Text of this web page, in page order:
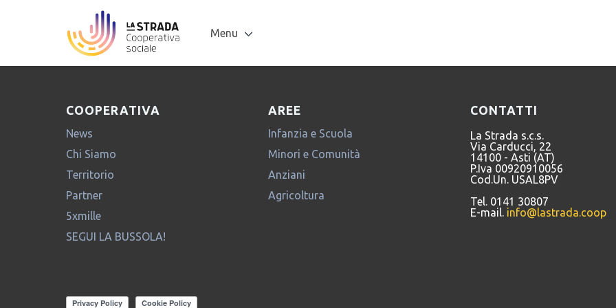
Menu
Servizio Civile Universale: incontri formativi
Amministratore
25 Settembre 2019
Cultura e Animazione Tag: Consorzio Co.Al.A
COOPERATIVA
News
Chi Siamo
Territorio
Partner
5xmille
SEGUI LA BUSSOLA!
AREE
Infanzia e Scuola
Minori e Comunità
Anziani
Agricoltura
CONTATTI
La Strada s.c.s.
Via Carducci, 22
14100 - Asti (AT)
P.Iva 00920910056
Cod.Un. USAL8PV
Tel. 0141 30807
E-mail. info@lastrada.coop